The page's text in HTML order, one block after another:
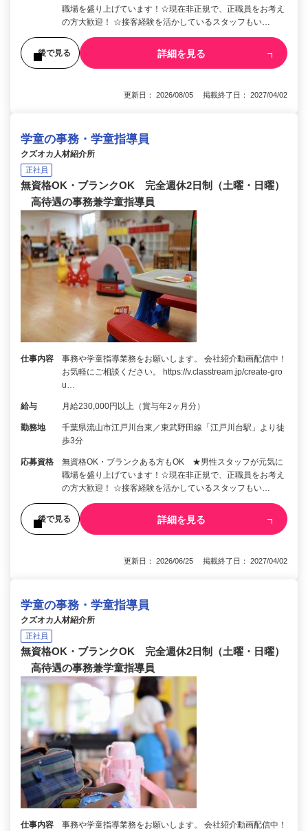
職場を盛り上げています！☆現在非正規で、正職員をお考え
の方大歓迎！ ☆接客経験を活かしているスタッフもい…
後で見る 詳細を見る
更新日： 2026/08/05 掲載終了日： 2027/04/02
学童の事務・学童指導員
クズオカ人材紹介所
正社員
無資格OK・ブランクOK 完全週休2日制（土曜・日曜）
高待遇の事務兼学童指導員
仕事内容
事務や学童指導業務をお願いします。 会社紹介動画配信中！
お気軽にご相談ください。 https://v.classtream.jp/create-gro
u…
給与 月給230,000円以上（賞与年2ヶ月分）
勤務地
千葉県流山市江戸川台東／東武野田線「江戸川台駅」より徒
歩3分
応募資格
無資格OK・ブランクある方もOK ★男性スタッフが元気に
職場を盛り上げています！☆現在非正規で、正職員をお考え
の方大歓迎！ ☆接客経験を活かしているスタッフもい…
後で見る 詳細を見る
更新日： 2026/06/25 掲載終了日： 2027/04/02
学童の事務・学童指導員
クズオカ人材紹介所
正社員
無資格OK・ブランクOK 完全週休2日制（土曜・日曜）
高待遇の事務兼学童指導員
仕事内容
事務や学童指導業務をお願いします。 会社紹介動画配信中！